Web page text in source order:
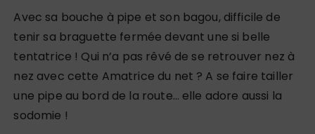
Avec sa bouche à pipe et son bagou, difficile de
tenir sa braguette fermée devant une si belle
tentatrice ! Qui n’a pas rêvé de se retrouver nez à
nez avec cette Amatrice du net ? A se faire tailler
une pipe au bord de la route… elle adore aussi la
sodomie !